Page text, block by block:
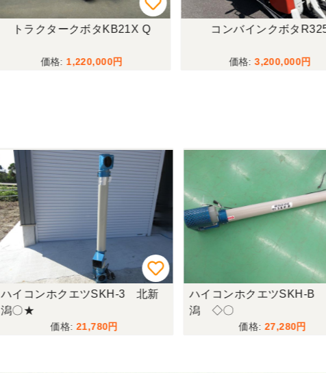
トラクタークボタKB21X Q
1,220,000
コンバインクボタR325
3,200,000
ハイコンホクエツSKH-3 北新
潟〇★
21,780
ハイコンホクエツSKH-B
潟 ◇〇
27,280